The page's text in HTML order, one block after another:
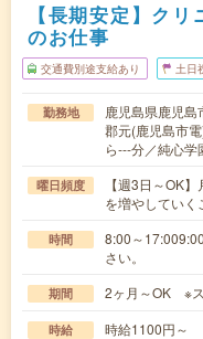
【長期安定】ク
のお仕事
交通費別途支給あり 土日
勤務地
鹿児島県鹿児島
郡元(鹿児島市
ら---分／純心
曜日頻度
【週3日～OK
を増やしていく
時間
8:00～
さい。
期間 2ヶ月～OK ※ス
時給 時給1100円～